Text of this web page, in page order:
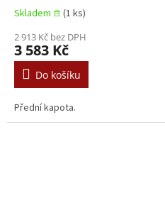
Skladem 𖠿 (1 ks)
2 913 Kč bez DPH
3 583 Kč
Do košíku
Přední kapota.